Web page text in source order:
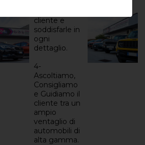
cliente e
soddisfarle in
ogni
dettaglio.
4-
Ascoltiamo,
Consigliamo
e Guidiamo il
cliente tra un
ampio
ventaglio di
automobili di
alta gamma.